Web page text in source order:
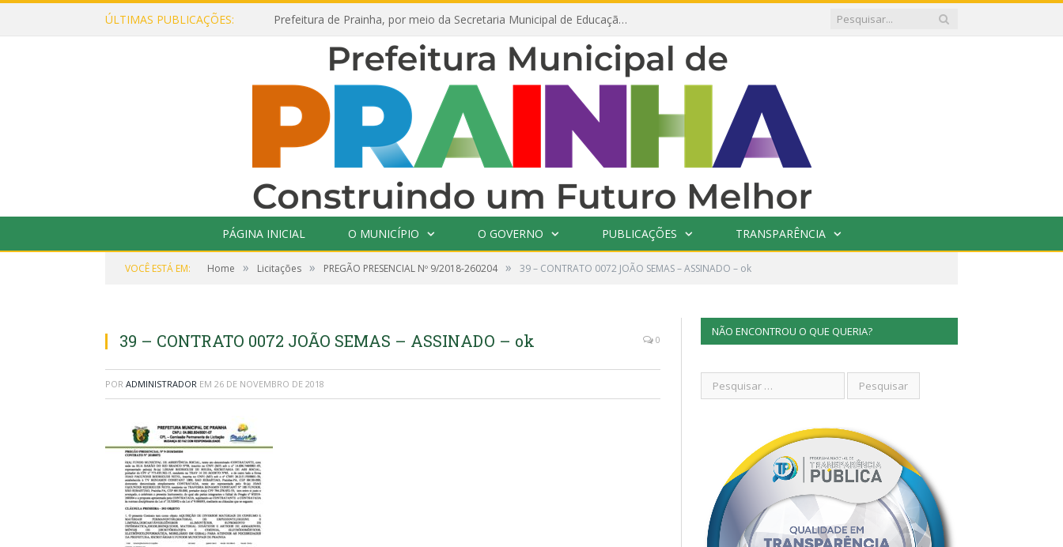
ÚLTIMAS PUBLICAÇÕES: Prefeitura de Prainha, por meio da Secretaria Municipal de Educação, abre 354 vagas na área da Educação para 2025 com processo seletivo simplificado
PÁGINA INICIAL O MUNICÍPIO O GOVERNO PUBLICAÇÕES TRANSPARÊNCIA
VOCÊ ESTÁ EM: Home » Licitações » PREGÃO PRESENCIAL Nº 9/2018-260204 » 39 – CONTRATO 0072 JOÃO SEMAS – ASSINADO – ok
39 – CONTRATO 0072 JOÃO SEMAS – ASSINADO – ok 0
POR ADMINISTRADOR EM 26 DE NOVEMBRO DE 2018
NÃO ENCONTROU O QUE QUERIA?